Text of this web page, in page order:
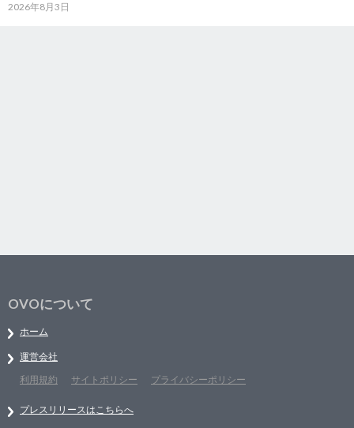
2026年8月3日
OVOについて
ホーム
運営会社
利用規約
サイトポリシー プライバシーポリシー
プレスリリースはこちらへ